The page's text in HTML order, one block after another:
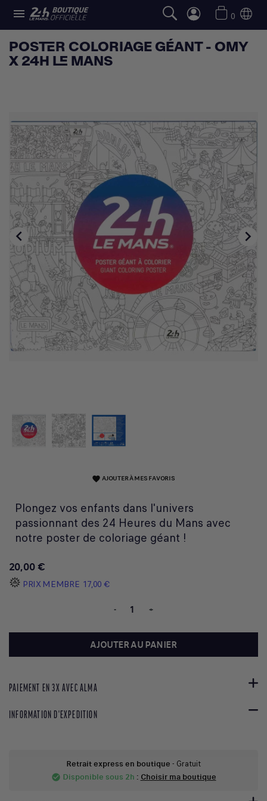
 0
POSTER COLORIAGE GÉANT - OMY
X 24H LE MANS
 
favorite AJOUTER À MES FAVORIS
Plongez vos enfants dans l'univers
passionnant des 24 Heures du Mans avec
notre poster de coloriage géant !
20,00 €
PRIX MEMBRE 17,00 €
- +
AJOUTER AU PANIER
PAIEMENT EN 3X AVEC ALMA
INFORMATION D'EXPEDITION
Retrait express en boutique - Gratuit
check_circle Disponible sous 2h : Choisir ma boutique